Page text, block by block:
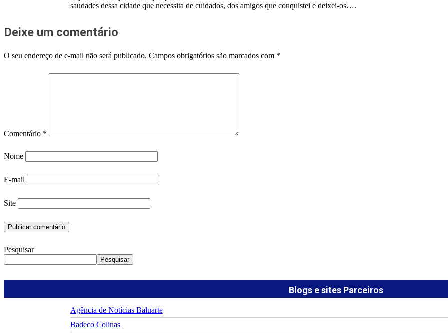
saudades dessa cidade que necessita de cuidados, dos amigos que conquistei e deixei-os….
Deixe um comentário
O seu endereço de e-mail não será publicado. Campos obrigatórios são marcados com *
Comentário *
Nome
E-mail
Site
Pesquisar
Pesquisar
Blogs e sites Parceiros
Agência de Notícias Baluarte
Badeco Colinas